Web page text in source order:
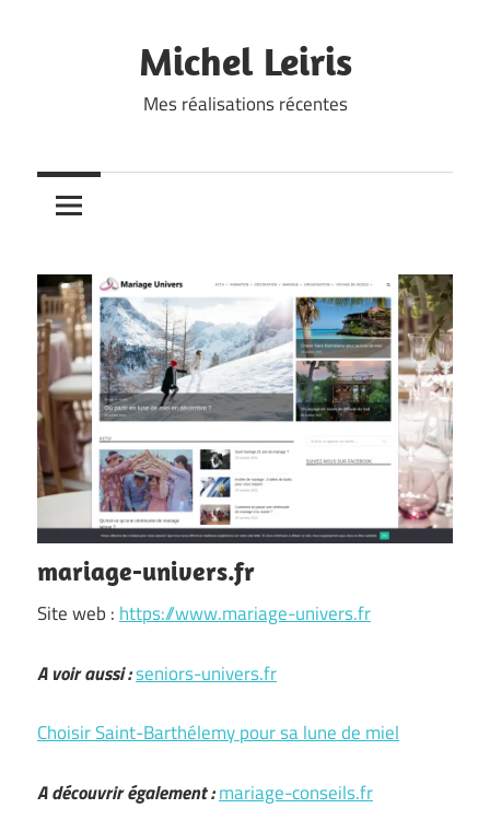
Michel Leiris
Mes réalisations récentes
mariage-univers.fr
Site web : https://www.mariage-univers.fr
A voir aussi :seniors-univers.fr
Choisir Saint-Barthélemy pour sa lune de miel
A découvrir également :mariage-conseils.fr